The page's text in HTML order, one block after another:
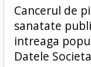
Cancerul de
sanatate
intreaga
Datele